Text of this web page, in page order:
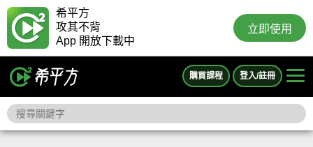
希平方
攻其不背
App 開放下載中
立即使用
購買課程 登入/註冊